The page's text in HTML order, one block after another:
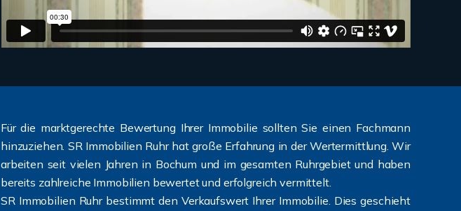
Für die marktgerechte Bewertung Ihrer Immobilie sollten Sie einen Fachmann
hinzuziehen. SR Immobilien Ruhr hat große Erfahrung in der Wertermittlung. Wir
arbeiten seit vielen Jahren in Bochum und im gesamten Ruhrgebiet und haben
bereits zahlreiche Immobilien bewertet und erfolgreich vermittelt.
SR Immobilien Ruhr bestimmt den Verkaufswert Ihrer Immobilie. Dies geschieht